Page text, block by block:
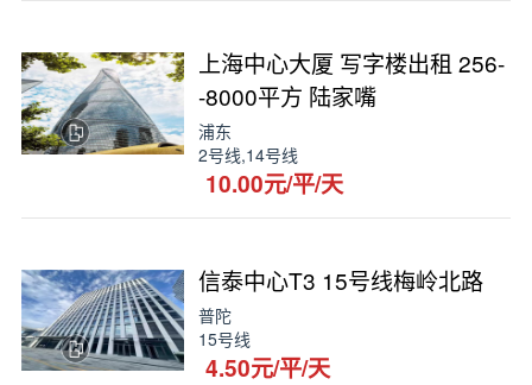
上海中心大厦 写字楼出租 256-
-8000平方 陆家嘴
浦东
2号线,14号线
10.00元/平/天
信泰中心T3 15号线梅岭北路
普陀
15号线
4.50元/平/天